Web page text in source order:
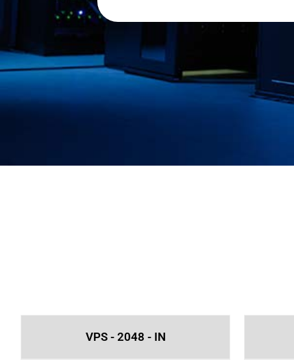
VPS - 2048 - IN